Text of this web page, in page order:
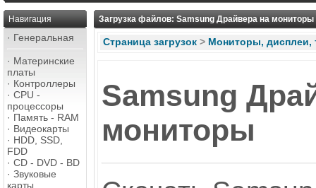
Навигация
· Генеральная
· Материнские
платы
· Контроллеры
· CPU -
процессоры
· Память - RAM
· Видеокарты
· HDD, SSD,
FDD
· CD - DVD - BD
· Звуковые
карты
Загрузка файлов: Samsung Драйвера на мониторы
Страница загрузок > Мониторы, дисплеи,
Samsung
мониторы